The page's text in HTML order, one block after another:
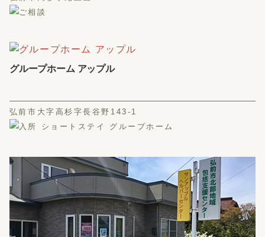
グループホーム アップル
弘前市大字高杉字長谷野143-1